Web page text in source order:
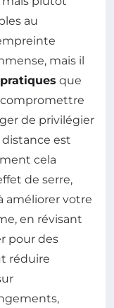
au
mais il
pratiques que
compromettre
de privilégier
est
cela
de serre,
améliorer votre
en révisant
pour des
réduire